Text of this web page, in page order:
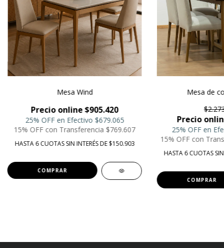
Mesa Wind
Precio online $905.420
25% OFF en Efectivo $679.065
15% OFF con Transferencia $769.607
HASTA 6 CUOTAS SIN INTERÉS DE $150.903
COMPRAR
Mesa de
Precio
25% OFF en
15% OFF con
HASTA 6 CUOTAS
COMPRAR